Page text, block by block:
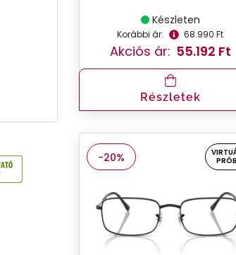
Készleten
Korábbi ár: 68.990 Ft
Akciós ár: 55.192 Ft
Részletek
-20%